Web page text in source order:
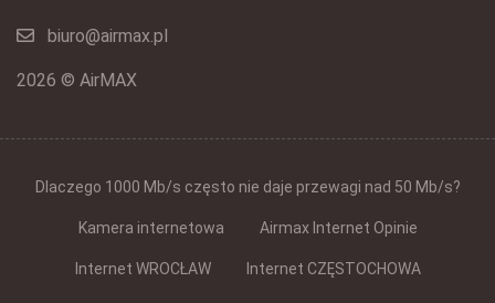
biuro@airmax.pl
2026 © AirMAX
Dlaczego 1000 Mb/s często nie daje przewagi nad 50 Mb/s?
Kamera internetowa Airmax Internet Opinie
Internet WROCŁAW Internet CZĘSTOCHOWA